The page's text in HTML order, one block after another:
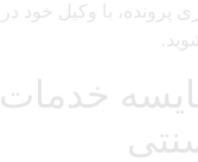
پرونده، با وکیل خود در